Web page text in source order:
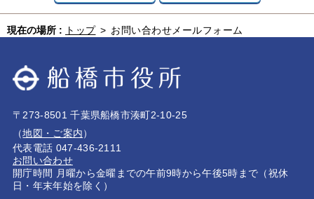
現在の場所 : トップ > お問い合わせメールフォーム
〒273-8501 千葉県船橋市湊町2-10-25
（地図・ご案内）
代表電話 047-436-2111
お問い合わせ
開庁時間 月曜から金曜までの午前9時から午後5時まで（祝休
日・年末年始を除く）